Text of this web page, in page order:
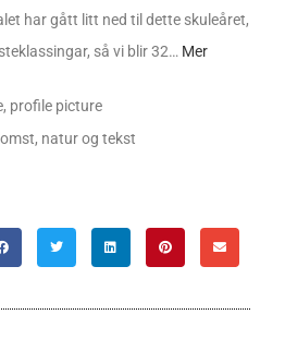
har gått litt ned til dette skuleåret,
så vi blir 32… Mer